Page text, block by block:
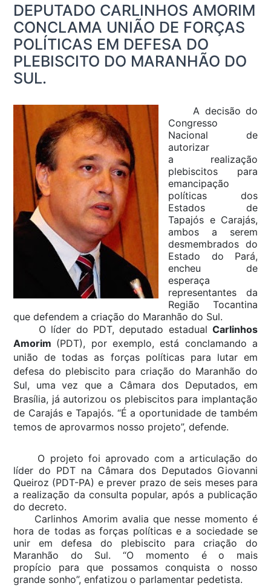
DEPUTADO CARLINHOS AMORIM
CONCLAMA UNIÃO DE FORÇAS
POLÍTICAS EM DEFESA DO
PLEBISCITO DO MARANHÃO DO
SUL.
A decisão do
Congresso
Nacional de
autorizar
a realização
plebiscitos para
emancipação
políticas dos
Estados de
Tapajós e Carajás,
ambos a serem
desmembrados do
Estado do Pará,
encheu de
esperaça
representantes da
Região Tocantina
que defendem a criação do Maranhão do Sul.
O líder do PDT, deputado estadual Carlinhos
Amorim (PDT), por exemplo, está conclamando a
união de todas as forças políticas para lutar em
defesa do plebiscito para criação do Maranhão do
Sul, uma vez que a Câmara dos Deputados, em
Brasília, já autorizou os plebiscitos para implantação
de Carajás e Tapajós. “É a oportunidade de também
temos de aprovarmos nosso projeto”, defende.
O projeto foi aprovado com a articulação do
líder do PDT na Câmara dos Deputados Giovanni
Queiroz (PDT-PA) e prever prazo de seis meses para
a realização da consulta popular, após a publicação
do decreto.
Carlinhos Amorim avalia que nesse momento é
hora de todas as forças políticas e a sociedade se
unir em defesa do plebiscito para criação do
Maranhão do Sul. “O momento é o mais
propício para que possamos conquista o nosso
grande sonho”, enfatizou o parlamentar pedetista.